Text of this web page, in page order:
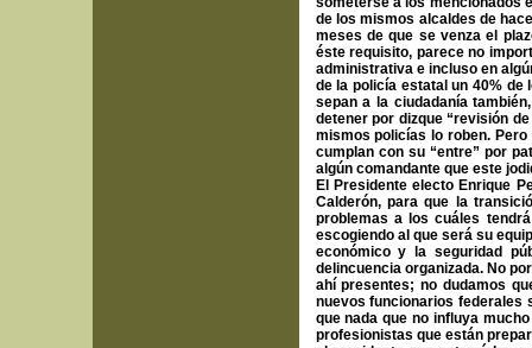
de los mismos alcaldes de
meses de que se venza el
éste requisito, parece no
administrativa e incluso en
de la policía estatal un 40% de
sepan a la ciudadanía
detener por dizque “revisión
mismos policías lo roben.
cumplan con su “entre” por
algún comandante que este
El Presidente electo Enrique
Calderón, para que la
problemas a los cuáles
escogiendo al que será su
económico y la seguridad
delincuencia organizada. No
ahí presentes; no dudamos
nuevos funcionarios federales
que nada que no influya
profesionistas que están